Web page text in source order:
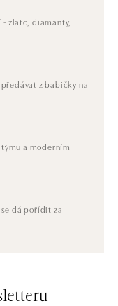
zlato, diamanty,
z babičky na
a moderním
dá pořídit za